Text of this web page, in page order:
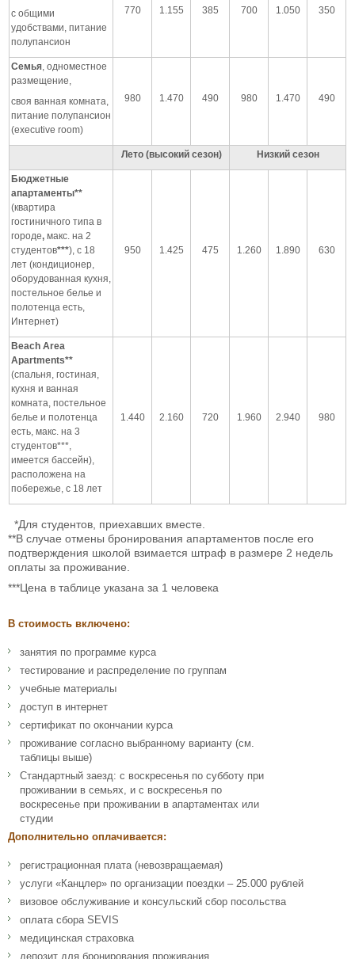
с общими
удобствами, питание
полупансион
770 1.155 385 700 1.050 350
Семья , одноместное
размещение,
своя ванная комната,
питание полупансион
(executive room)
980 1.470 490 980 1.470 490
Лето (высокий сезон) Низкий сезон
Бюджетные
апартаменты**
(квартира
гостиничного типа в
городе, макс. на 2
студентов***), с 18
лет (кондиционер,
оборудованная кухня,
постельное белье и
полотенца есть,
Интернет)
950 1.425 475 1.260 1.890 630
Beach Area
Apartments**
(спальня, гостиная,
кухня и ванная
комната, постельное
белье и полотенца
есть, макс. на 3
студентов***,
имеется бассейн),
расположена на
побережье, с 18 лет
1.440 2.160 720 1.960 2.940 980
*Для студентов, приехавших вместе.
**В случае отмены бронирования апартаментов после его
подтверждения школой взимается штраф в размере 2 недель
оплаты за проживание.
***Цена в таблице указана за 1 человека
В стоимость включено:
занятия по программе курса
тестирование и распределение по группам
учебные материалы
доступ в интернет
сертификат по окончании курса
проживание согласно выбранному варианту (см.
таблицы выше)
Стандартный заезд: с воскресенья по субботу при
проживании в семьях, и с воскресенья по
воскресенье при проживании в апартаментах или
студии
Дополнительно оплачивается:
регистрационная плата (невозвращаемая)
услуги «Канцлер» по организации поездки – 25.000 рублей
визовое обслуживание и консульский сбор посольства
оплата сбора SEVIS
медицинская страховка
депозит для бронирования проживания